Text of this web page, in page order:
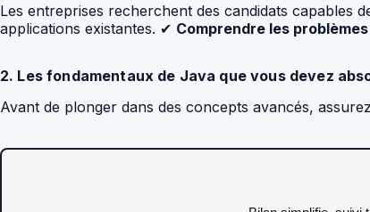
Les entreprises recherchent des candidats capables
applications existantes. ✔ Comprendre les
2. Les fondamentaux de Java que vous devez
Avant de plonger dans des concepts avancés,